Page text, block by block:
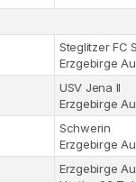
Steglitzer FC
Erzgebirge
USV Jena II
Erzgebirge
Schwerin
Erzgebirge
Erzgebirge